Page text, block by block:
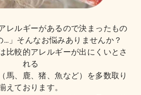
レルギーがあるので決まったもの
…」そんなお悩みありませんか？
比較的アレルギーが出にくいとさ
れる
馬、鹿、猪、魚など）を多数取り
えております。